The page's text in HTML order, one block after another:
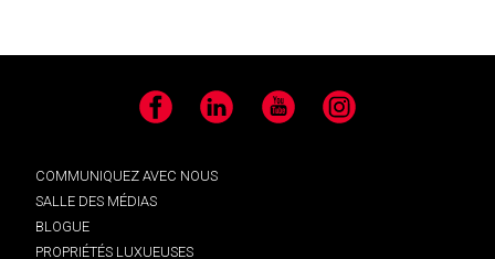
Facebook LinkedIn YouTube Instagram
COMMUNIQUEZ AVEC NOUS
SALLE DES MÉDIAS
BLOGUE
PROPRIÉTÉS LUXUEUSES